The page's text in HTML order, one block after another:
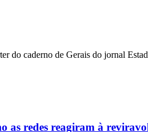
do caderno de Gerais do jornal
as redes reagiram à